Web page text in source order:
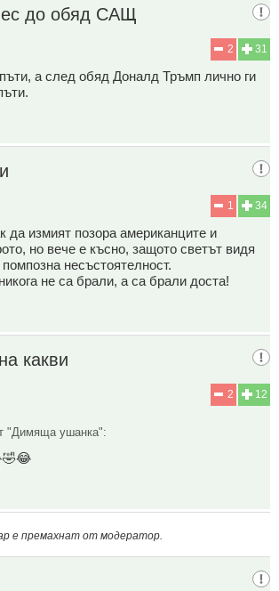
до обяд САЩ
31
2
а след обяд Доналд Тръмп лично ги
34
1
да измият позора американците и
но вече е късно, защото светът видя
несъстоятелност.
не са брали, а са брали доста!
какви
12
2
"Димяща ушанка":
е премахнат от модератор.